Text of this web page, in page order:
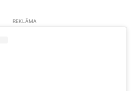
REKLĀMA